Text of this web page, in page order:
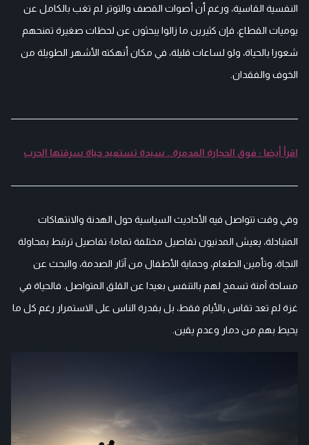
النفسية القاسية، ورغم أن أصوات القصف والتوتر لم تغب بالكامل عن
يوميات القطاع، فإن كثيرين ما زالوا يبحثون عن لحظات صغيرة تمنحهم
شعورا بالحياة، ولو لساعات قليلة، في مكان أنهكته الأشهر الطويلة من
الخوف والفقدان.
اقرأ أيضا : فوق الحجارة المدمرة.. سيدة تستعيد حياة سرقتها الحرب
وفي وقت تتواصل فيه الأحاديث السياسية حول الهدنة والانتهاكات
المتبادلة، يعيش المدنيون تفاصيل مختلفة تماما؛ تفاصيل ترتبط بمحاولة
النجاة، وتأمين الطعام، وحماية الأطفال من آثار الصدمة، والبحث عن
مساحة آمنة تسمح لهم بالتنفس بعيدا عن القلق المتواصل. فالحياة في
غزة لم تعد تقاس بالأيام فقط، بل بقدرة الناس على الاستمرار رغم كل ما
يحيط بهم من دمار وعدم يقين.